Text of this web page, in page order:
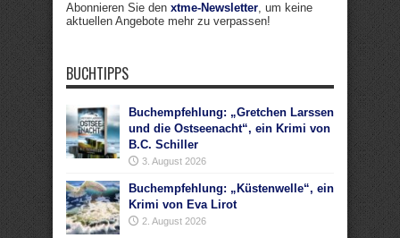
Abonnieren Sie den xtme-Newsletter, um keine
aktuellen Angebote mehr zu verpassen!
BUCHTIPPS
Buchempfehlung: „Gretchen Larssen
und die Ostseenacht“, ein Krimi von
B.C. Schiller
3. August 2026
Buchempfehlung: „Küstenwelle“, ein
Krimi von Eva Lirot
2. August 2026